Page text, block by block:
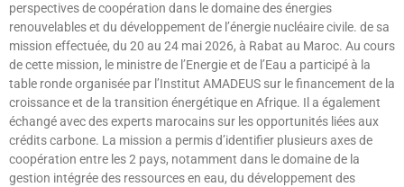
perspectives de coopération dans le domaine des énergies
renouvelables et du développement de l’énergie nucléaire civile. de sa
mission effectuée, du 20 au 24 mai 2026, à Rabat au Maroc. Au cours
de cette mission, le ministre de l’Energie et de l’Eau a participé à la
table ronde organisée par l’Institut AMADEUS sur le financement de la
croissance et de la transition énergétique en Afrique. Il a également
échangé avec des experts marocains sur les opportunités liées aux
crédits carbone. La mission a permis d’identifier plusieurs axes de
coopération entre les 2 pays, notamment dans le domaine de la
gestion intégrée des ressources en eau, du développement des